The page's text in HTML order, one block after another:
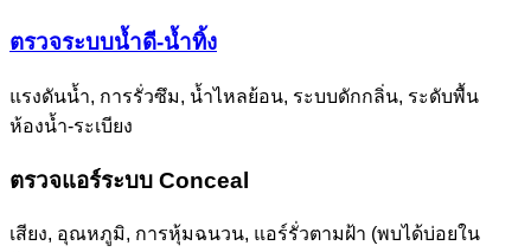
ตรวจระบบน้ำดี-น้ำทิ้ง
แรงดันน้ำ, การรั่วซึม, น้ำไหลย้อน, ระบบดักกลิ่น, ระดับพื้น
ห้องน้ำ-ระเบียง
ตรวจแอร์ระบบ Conceal
เสียง, อุณหภูมิ, การหุ้มฉนวน, แอร์รั่วตามฝ้า (พบได้บ่อยใน